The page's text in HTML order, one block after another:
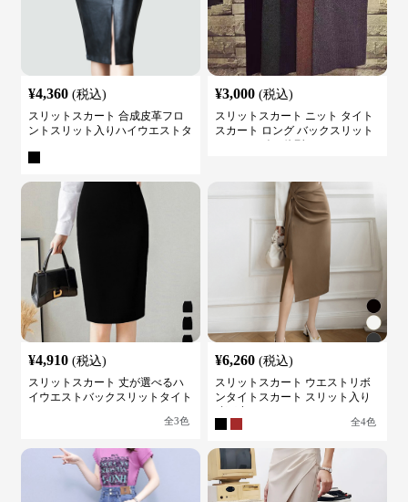
¥4,360 (税込)
スリットスカート 合成皮革フロ
ントスリット入りハイウエストタ
¥3,000 (税込)
スリットスカート ニット タイト
スカート ロング バックスリット
¥4,910 (税込)
スリットスカート 丈が選べるハ
イウエストバックスリットタイト
全3色
¥6,260 (税込)
スリットスカート ウエストリボ
ンタイトスカート スリット入り
全4色